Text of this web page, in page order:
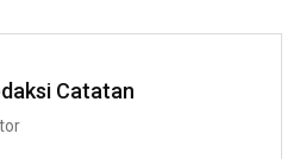
Catatan